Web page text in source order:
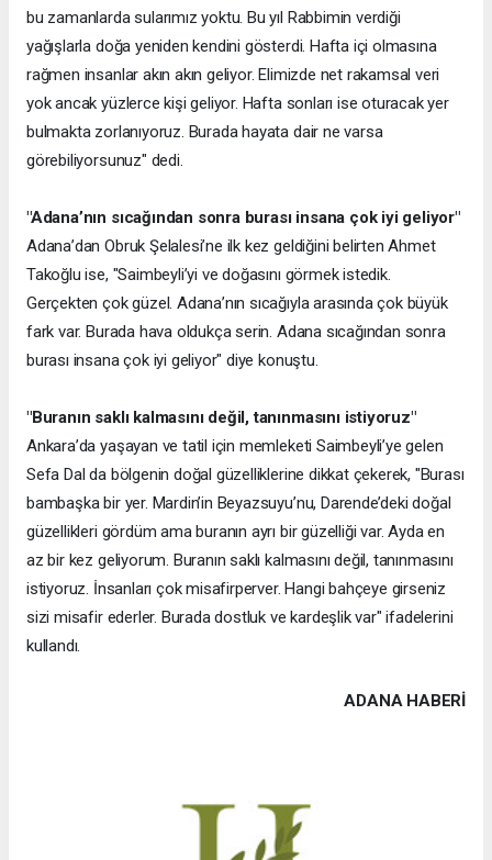
bu zamanlarda sularımız yoktu. Bu yıl Rabbimin verdiği
yağışlarla doğa yeniden kendini gösterdi. Hafta içi olmasına
rağmen insanlar akın akın geliyor. Elimizde net rakamsal veri
yok ancak yüzlerce kişi geliyor. Hafta sonları ise oturacak yer
bulmakta zorlanıyoruz. Burada hayata dair ne varsa
görebiliyorsunuz" dedi.
"Adana’nın sıcağından sonra burası insana çok iyi geliyor"
Adana’dan Obruk Şelalesi’ne ilk kez geldiğini belirten Ahmet
Takoğlu ise, "Saimbeyli’yi ve doğasını görmek istedik.
Gerçekten çok güzel. Adana’nın sıcağıyla arasında çok büyük
fark var. Burada hava oldukça serin. Adana sıcağından sonra
burası insana çok iyi geliyor" diye konuştu.
"Buranın saklı kalmasını değil, tanınmasını istiyoruz"
Ankara’da yaşayan ve tatil için memleketi Saimbeyli’ye gelen
Sefa Dal da bölgenin doğal güzelliklerine dikkat çekerek, "Burası
bambaşka bir yer. Mardin’in Beyazsuyu’nu, Darende’deki doğal
güzellikleri gördüm ama buranın ayrı bir güzelliği var. Ayda en
az bir kez geliyorum. Buranın saklı kalmasını değil, tanınmasını
istiyoruz. İnsanları çok misafirperver. Hangi bahçeye girseniz
sizi misafir ederler. Burada dostluk ve kardeşlik var" ifadelerini
kullandı.
ADANA HABERİ